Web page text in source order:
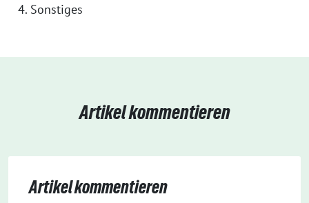
Sonstiges
Artikel kommentieren
Artikel kommentieren